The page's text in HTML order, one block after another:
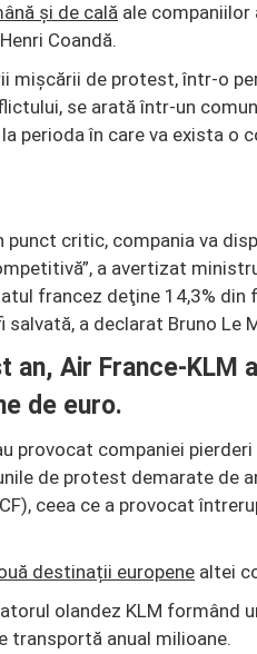
și de cală ale companiilor
Coandă.
mişcării de protest, într-o
se arată într-un
perioda în care va exista o
punct critic, compania va
a avertizat
francez deţine 14,3% din
salvată, a declarat Bruno Le
an, Air France-KLM
de euro.
provocat companiei
de protest demarate de
ceea ce a provocat
destinații europene altei
olandez KLM formând
transportă anual milioane.